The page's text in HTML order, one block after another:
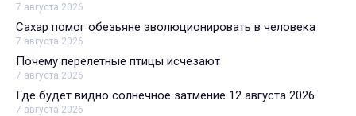
7 августа 2026
Сахар помог обезьяне эволюционировать в человека
7 августа 2026
Почему перелетные птицы исчезают
7 августа 2026
Где будет видно солнечное затмение 12 августа 2026
7 августа 2026